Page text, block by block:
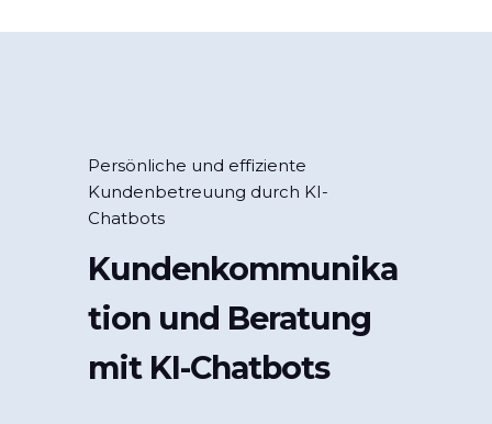
Persönliche und effiziente
Kundenbetreuung durch KI-
Chatbots
Kundenkommunika
tion und Beratung
mit KI-Chatbots